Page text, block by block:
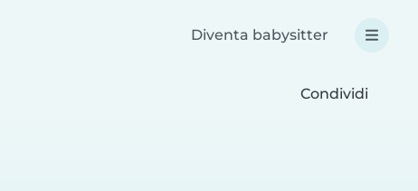
Diventa babysitter
Condividi